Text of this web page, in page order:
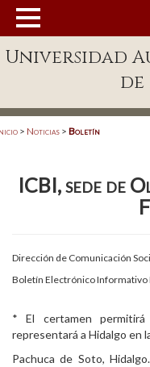
Enlaces
Patronato
Publicaciones en línea
Acreditación Internacional
Alumnado
Universidad
> Noticias > Boletín
ICBI, sede de
Dirección de Comunicación
Boletín Electrónico Informativo
* El certamen
representará a Hidalgo en
Pachuca de Soto,